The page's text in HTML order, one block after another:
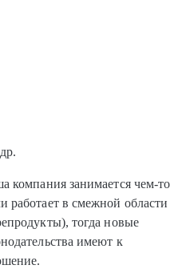
компания занимается чем-то
работает в смежной области
тогда новые
имеют к